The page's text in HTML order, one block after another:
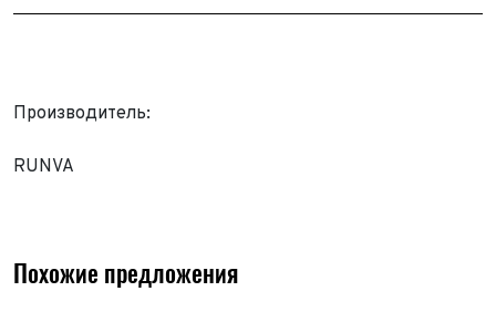
Производитель:
RUNVA
Похожие предложения